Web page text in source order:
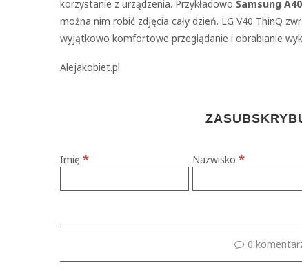
korzystanie z urządzenia. Przykładowo Samsung A40
można nim robić zdjęcia cały dzień. LG V40 ThinQ
wyjątkowo komfortowe przeglądanie i obrabianie
Alejakobiet.pl
Imię * Nazwisko*
0